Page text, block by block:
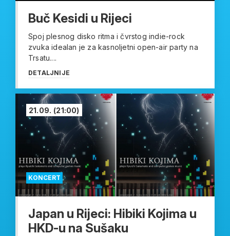
Buč Kesidi u Rijeci
Spoj plesnog disko ritma i čvrstog indie-rock
zvuka idealan je za kasnoljetni open-air party na
Trsatu....
DETALJNIJE
KONCERT
21.09. (21:00)
Japan u Rijeci: Hibiki Kojima u
HKD-u na Sušaku